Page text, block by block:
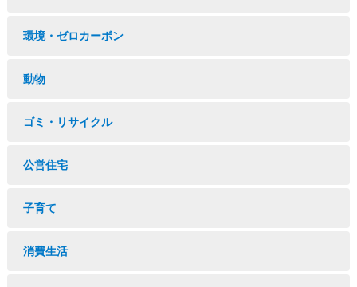
環境・ゼロカーボン
動物
ゴミ・リサイクル
公営住宅
子育て
消費生活